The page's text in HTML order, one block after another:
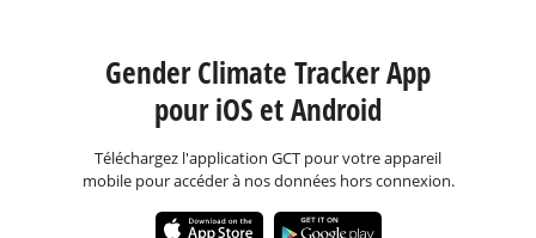
Gender Climate Tracker App
pour iOS et Android
Téléchargez l'application GCT pour votre appareil
mobile pour accéder à nos données hors connexion.